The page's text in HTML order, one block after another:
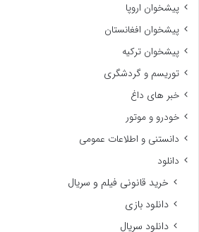
پیشخوان اروپا
پیشخوان افغانستان
پیشخوان ترکیه
توریسم و گردشگری
خبر های داغ
خودرو و موتور
دانستنی و اطلاعات عمومی
دانلود
خرید قانونی فیلم و سریال
دانلود بازی
دانلود سریال